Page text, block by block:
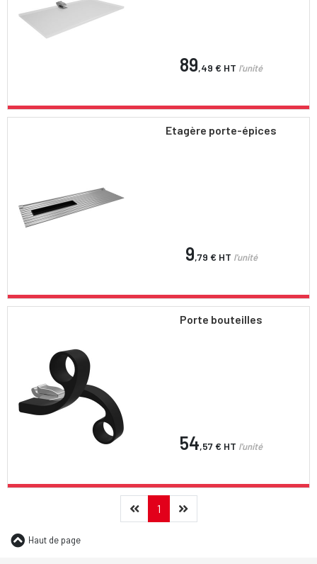
89,49 € HT l'unité
Etagère porte-épices
9,79 € HT l'unité
Porte bouteilles
54,57 € HT l'unité
Précédent
1(current)Suivant
Haut de page